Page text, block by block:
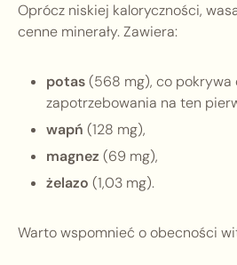
Oprócz niskiej kaloryczności,
cenne minerały. Zawiera:
potas(568 mg), co pokrywa
zapotrzebowania na ten
wapń (128 mg),
magnez (69 mg),
żelazo (1,03 mg).
Warto wspomnieć o obecności